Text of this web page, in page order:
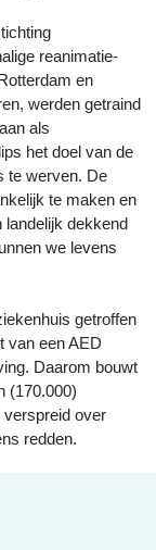
reanimatie-
en
werden getraind
als
het doel van de
te werven. De
te maken en
landelijk dekkend
we levens
getroffen
van een AED
Daarom bouwt
(170.000)
verspreid over
redden.